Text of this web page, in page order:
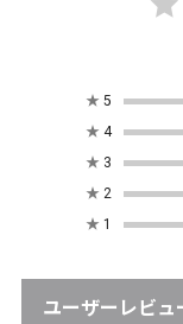
★ 5
★ 4
★ 3
★ 2
★ 1
ユーザーレビュ